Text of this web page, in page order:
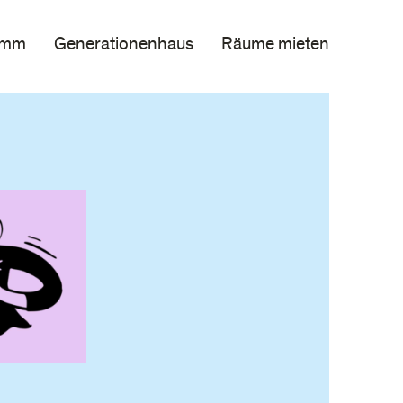
Generationenhaus Räume mieten